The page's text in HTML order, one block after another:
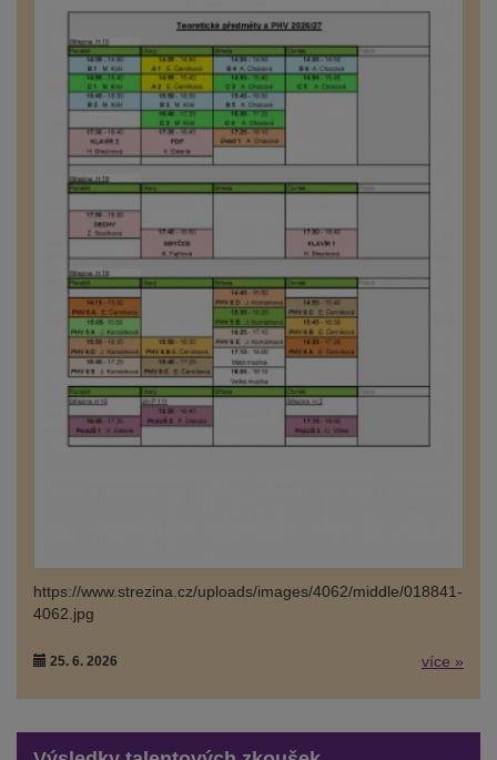
https://www.strezina.cz/uploads/images/4062/middle/018841-
4062.jpg
25. 6. 2026 více »